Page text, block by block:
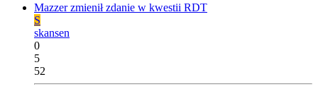
Mazzer zmienił zdanie w kwestii RDT
S
skansen
0
5
52